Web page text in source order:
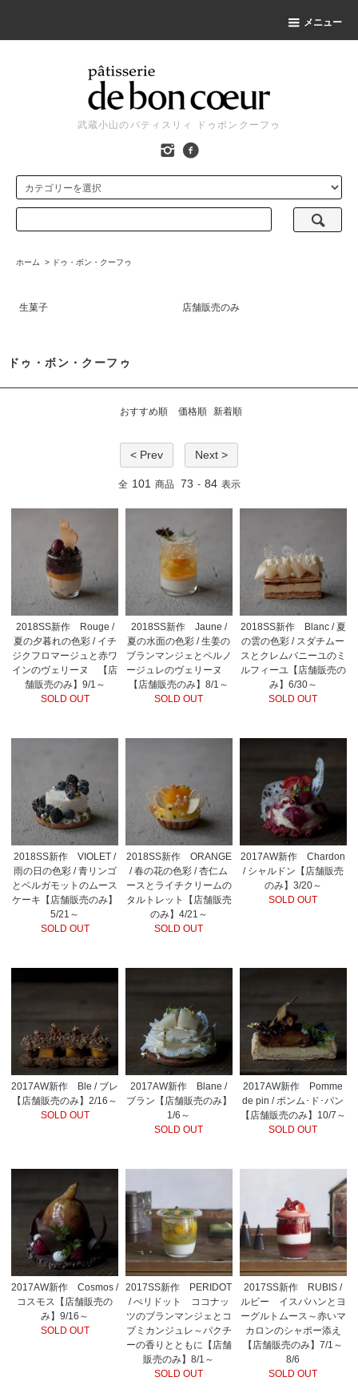
メニュー
武蔵小山のパティスリィ ドゥボンクーフゥ
ホーム > ドゥ・ボン・クーフゥ
生菓子 店舗販売のみ
ドゥ・ボン・クーフゥ
おすすめ順 価格順 新着順
< Prev Next >
全 101 商品 73 - 84 表示
2018SS新作 Rouge /
夏の夕暮れの色彩 / イチ
ジクフロマージュと赤ワ
インのヴェリーヌ 【店
舗販売のみ】9/1～
SOLD OUT
2018SS新作 Jaune /
夏の水面の色彩 / 生姜の
ブランマンジェとペルノ
ージュレのヴェリーヌ
【店舗販売のみ】8/1～
SOLD OUT
2018SS新作 Blanc / 夏
の雲の色彩 / スダチムー
スとクレムバニーユのミ
ルフィーユ【店舗販売の
み】6/30～
SOLD OUT
2018SS新作 VIOLET /
雨の日の色彩 / 青リンゴ
とベルガモットのムース
ケーキ【店舗販売のみ】
5/21～
SOLD OUT
2018SS新作 ORANGE
/ 春の花の色彩 / 杏仁ム
ースとライチクリームの
タルトレット【店舗販売
のみ】4/21～
SOLD OUT
2017AW新作 Chardon
/ シャルドン【店舗販売
のみ】3/20～
SOLD OUT
2017AW新作 Ble / ブレ
【店舗販売のみ】2/16～
SOLD OUT
2017AW新作 Blane /
ブラン【店舗販売のみ】
1/6～
SOLD OUT
2017AW新作 Pomme
de pin / ポンム･ド･パン
【店舗販売のみ】10/7～
SOLD OUT
2017AW新作 Cosmos /
コスモス【店舗販売の
み】9/16～
SOLD OUT
2017SS新作 PERIDOT
/ ぺリドット ココナッ
ツのブランマンジェとコ
ブミカンジュレ～パクチ
ーの香りとともに【店舗
販売のみ】8/1～
SOLD OUT
2017SS新作 RUBIS /
ルビー イスパハンとヨ
ーグルトムース～赤いマ
カロンのシャポー添え
【店舗販売のみ】7/1～
8/6
SOLD OUT